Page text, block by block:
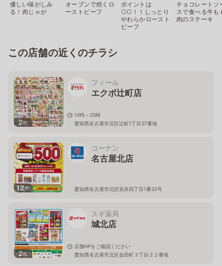
優しい味がしみ
る！肉じゃが
オーブンで焼くロ
ーストビーフ
ポイントは
○○！！しっとり
やわらかロースト
ビーフ
チョコレートソ
スで食べる牛も
肉のステーキ
この店舗の近くのチラシ
2枚
フィール
エクボ辻町店
10時～20時
愛知県名古屋市北区辻町1丁目37番地
12枚
コーナン
名古屋北店
愛知県名古屋市北区安井四丁目1番32号
2枚
スギ薬局
城北店
店舗HPをご確認ください
愛知県名古屋市北区金田町３丁目２２番地